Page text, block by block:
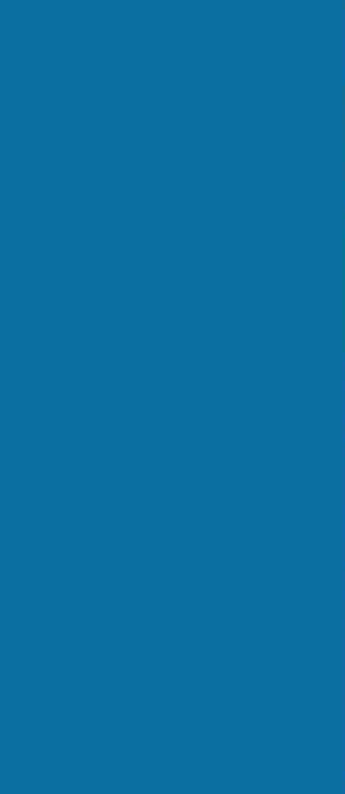
Кожен колір у храмовому
символізує божественне світло та
чистоту і зв’язок із
любов Христа та мучеництво
воскресіння. Відомо, що
Оздоблення православного храму
священних зображень. Купол
перебуває Христос як
середньому $400-800 за
неповторний ефект
прикрашають зображеннями
що передають божественну звістку
На практиці часто помічаю
планування храмового декору.
розпису стін церкви та створює
вимагає особливої уваги – це
богослужбові дії. З урахуванням
освітлення солеї має бути